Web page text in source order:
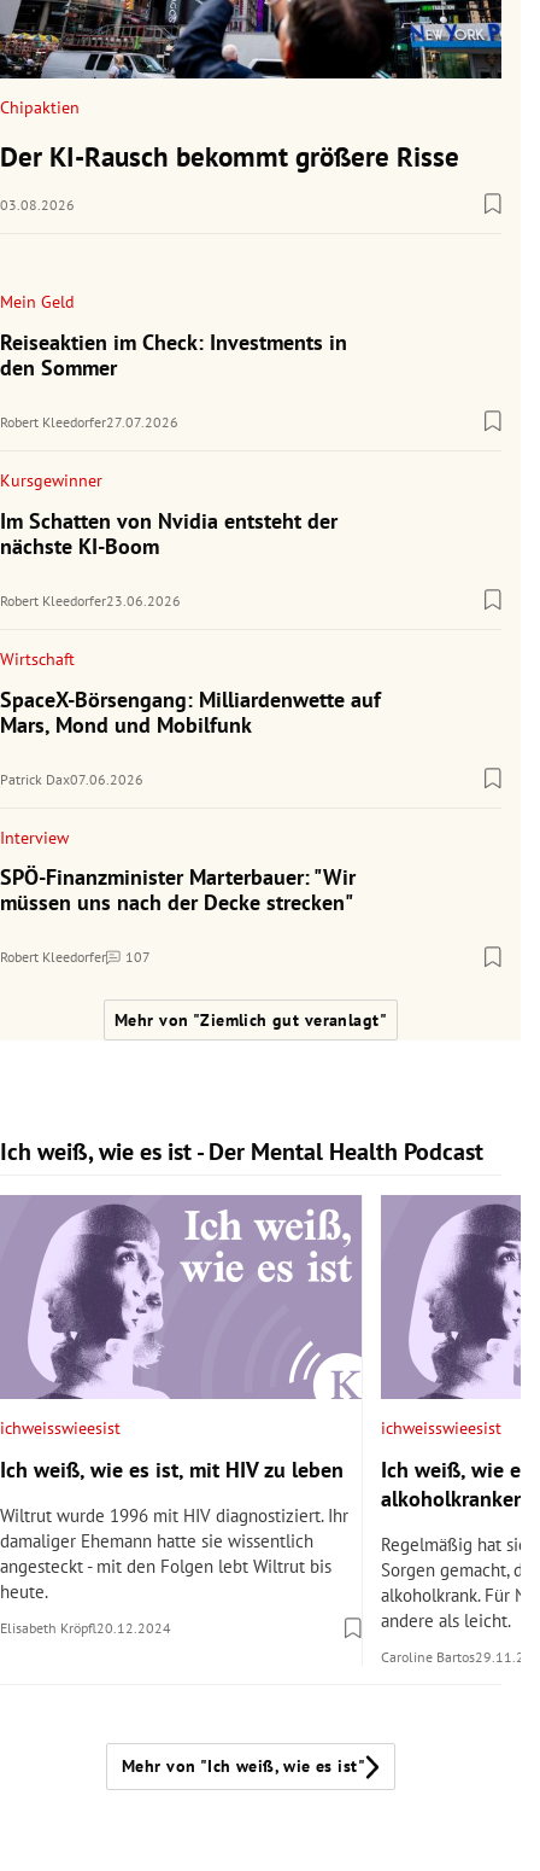
Chipaktien
Der KI-Rausch bekommt größere Risse
03.08.2026
Mein Geld
Reiseaktien im Check: Investments in
den Sommer
Robert Kleedorfer27.07.2026
Kursgewinner
Im Schatten von Nvidia entsteht der
nächste KI-Boom
Robert Kleedorfer23.06.2026
Wirtschaft
SpaceX-Börsengang: Milliardenwette auf
Mars, Mond und Mobilfunk
Patrick Dax07.06.2026
Interview
SPÖ-Finanzminister Marterbauer: "Wir
müssen uns nach der Decke strecken"
Robert Kleedorfer 107
Kommentare
Mehr von "Ziemlich gut veranlagt"
Ich weiß, wie es ist - Der Mental Health Podcast
Slide 1 von 9
ichweisswieesist
Ich weiß, wie es ist, mit HIV zu leben
Wiltrut wurde 1996 mit HIV diagnostiziert. Ihr
damaliger Ehemann hatte sie wissentlich
angesteckt - mit den Folgen lebt Wiltrut bis
heute.
Elisabeth Kröpfl20.12.2024
ichweisswieesist
Ich weiß, wie es
alkoholkranken
Regelmäßig hat
Sorgen gemacht,
alkoholkrank. Für
andere als leicht.
Caroline Bartos
Mehr von "Ich weiß, wie es ist"